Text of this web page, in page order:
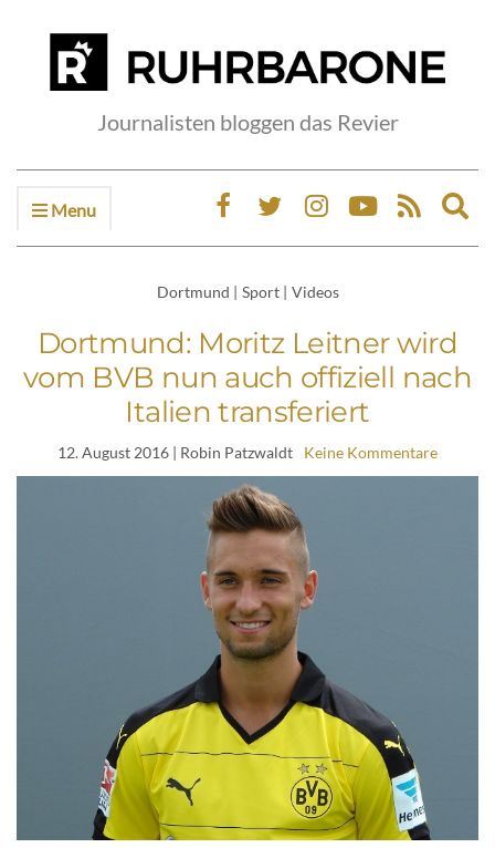
Journalisten bloggen das Revier
Menu
Dortmund | Sport | Videos
Dortmund: Moritz Leitner wird
vom BVB nun auch offiziell nach
Italien transferiert
12. August 2016 | Robin Patzwaldt Keine Kommentare